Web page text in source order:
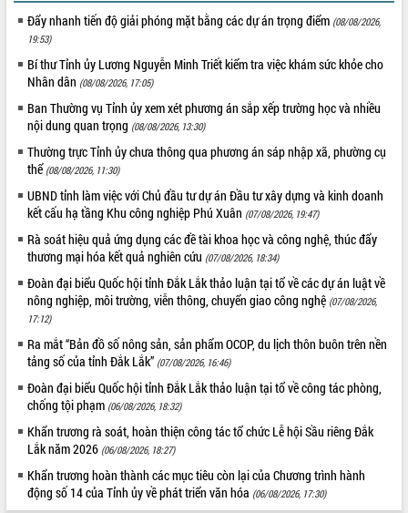
Xây dựng nông thôn mới: Nâng cao đời
sống người dân từ những mô hình thiết
thực
Quyết liệt tháo gỡ vướng mắc, đẩy
nhanh tiến độ các dự án trọng điểm
trong Khu kinh tế Nam Phú Yên
Hòn Yến phát triển du lịch gắn với bảo
tồn biển
Lấy ý kiến điều chỉnh Quy hoạch tỉnh
Đắk Lắk thời kỳ 2021-2030, tầm nhìn
đến năm 2050
Phát động chiến dịch 30 ngày đêm
giải phóng mặt bằng Tuyến đường bộ
ven biển
Đắk Lắk nỗ lực thúc đẩy tăng trưởng
kinh tế từ 10% trở lên trong Quý
II/2026
Đắk Lắk ký kết thỏa thuận hợp tác về
chuyển đổi số giai đoạn 2026 – 2030
với Tập đoàn Bưu chính Viễn thông
Việt Nam
Thứ trưởng Bộ Y tế làm việc với tỉnh
Đắk Lắk về phát triển nhân lực y tế
Du lịch Đắk Lắk nâng tầm trải nghiệm
du khách thông qua Hệ thống cơ sở dữ
Đẩy nhanh tiến độ giải phóng mặt bằng các dự án trọng điểm (08/08/2026,
19:53)
Bí thư Tỉnh ủy Lương Nguyễn Minh Triết kiểm tra việc khám sức khỏe cho
Nhân dân (08/08/2026, 17:05)
Ban Thường vụ Tỉnh ủy xem xét phương án sắp xếp trường học và nhiều
nội dung quan trọng (08/08/2026, 13:30)
Thường trực Tỉnh ủy chưa thông qua phương án sáp nhập xã, phường cụ
thể (08/08/2026, 11:30)
UBND tỉnh làm việc với Chủ đầu tư dự án Đầu tư xây dựng và kinh doanh
kết cấu hạ tầng Khu công nghiệp Phú Xuân (07/08/2026, 19:47)
Rà soát hiệu quả ứng dụng các đề tài khoa học và công nghệ, thúc đẩy
thương mại hóa kết quả nghiên cứu (07/08/2026, 18:34)
Đoàn đại biểu Quốc hội tỉnh Đắk Lắk thảo luận tại tổ về các dự án luật về
nông nghiệp, môi trường, viễn thông, chuyển giao công nghệ (07/08/2026,
17:12)
Ra mắt “Bản đồ số nông sản, sản phẩm OCOP, du lịch thôn buôn trên nền
tảng số của tỉnh Đắk Lắk” (07/08/2026, 16:46)
Đoàn đại biểu Quốc hội tỉnh Đắk Lắk thảo luận tại tổ về công tác phòng,
chống tội phạm (06/08/2026, 18:32)
Khẩn trương rà soát, hoàn thiện công tác tổ chức Lễ hội Sầu riêng Đắk
Lắk năm 2026 (06/08/2026, 18:27)
Khẩn trương hoàn thành các mục tiêu còn lại của Chương trình hành
động số 14 của Tỉnh ủy về phát triển văn hóa (06/08/2026, 17:30)